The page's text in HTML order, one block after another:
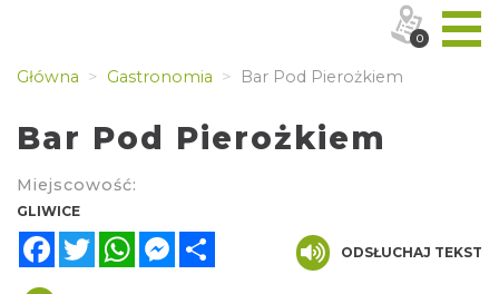
Główna Gastronomia Bar Pod Pierożkiem
Bar Pod Pierożkiem
Miejscowość:
GLIWICE
FacebookTwitterWhatsAppMessenger
ODSŁUCHAJ TEKST
0